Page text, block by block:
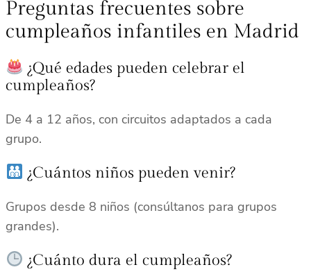
Preguntas frecuentes sobre
cumpleaños infantiles en Madrid
¿Qué edades pueden celebrar el
cumpleaños?
De 4 a 12 años, con circuitos adaptados a cada
grupo.
¿Cuántos niños pueden venir?
Grupos desde 8 niños (consúltanos para grupos
grandes).
¿Cuánto dura el cumpleaños?